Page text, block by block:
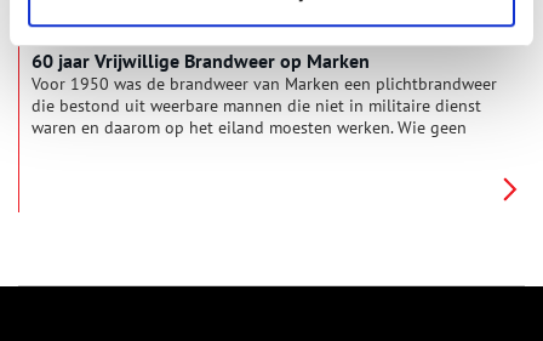
60 jaar Vrijwillige Brandweer op Marken
Voor 1950 was de brandweer van Marken een plichtbrandweer
die bestond uit weerbare mannen die niet in militaire dienst
waren en daarom op het eiland moesten werken. Wie geen
vuurpijl was terecht gekomen in een hooistolp en dat was